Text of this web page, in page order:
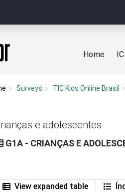
Home
Surveys TIC Kids Online Brasil
e adolescentes
G1A - CRIANÇAS E
View expanded table